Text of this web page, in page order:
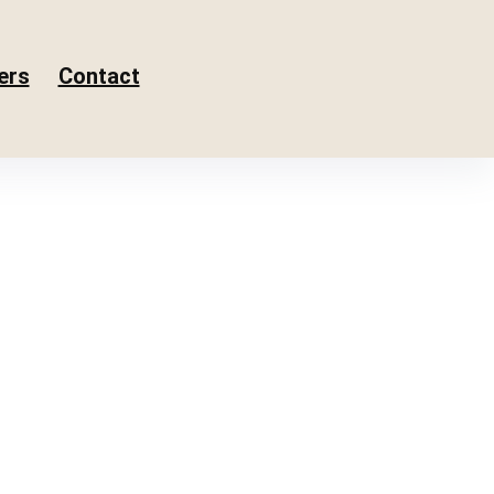
Contact